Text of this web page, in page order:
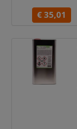
€ 35,01